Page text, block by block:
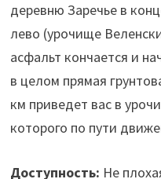
деревню Заречье в
лево (урочище
асфальт кончается и
в целом прямая
км приведет вас в
которого по пути
Доступность: Не